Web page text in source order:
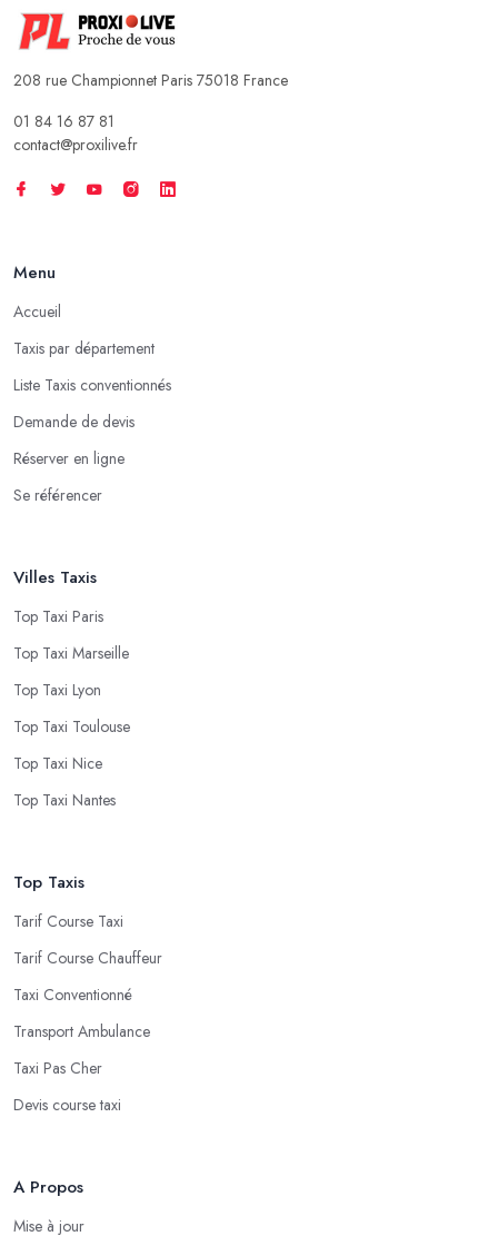
208 rue Championnet Paris 75018 France
01 84 16 87 81
contact@proxilive.fr
Menu
Accueil
Taxis par département
Liste Taxis conventionnés
Demande de devis
Réserver en ligne
Se référencer
Villes Taxis
Top Taxi Paris
Top Taxi Marseille
Top Taxi Lyon
Top Taxi Toulouse
Top Taxi Nice
Top Taxi Nantes
Top Taxis
Tarif Course Taxi
Tarif Course Chauffeur
Taxi Conventionné
Transport Ambulance
Taxi Pas Cher
Devis course taxi
A Propos
Mise à jour